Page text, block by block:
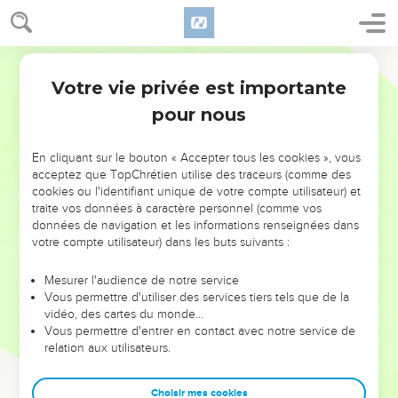
NE MANQUEZ PAS L’ÉVÉNEMENT
DE L’ANNÉE !
ET SI LEURS ERREURS POUVAIENT VOUS ÉVITER LES
VOTRES ?
leur foi ou leur vision. Mais on voit moins les doutes, les erreurs
et les saisons difficiles qu'ils ont traversés, alors même que ce
sont elles qui les ont façonnés.
Dans cette conférence, leaders, entrepreneurs, et responsables
clés pour avancer avec plus de sagesse afin que leurs erreurs
Votre vie privée est importante
pour nous
En cliquant sur le bouton « Accepter tous les cookies », vous
acceptez que TopChrétien utilise des traceurs (comme des
cookies ou l'identifiant unique de votre compte utilisateur) et
traite vos données à caractère personnel (comme vos
données de navigation et les informations renseignées dans
votre compte utilisateur) dans les buts suivants :
Mesurer l'audience de notre service
Vous permettre d'utiliser des services tiers tels que de la
vidéo, des cartes du monde…
Vous permettre d'entrer en contact avec notre service de
relation aux utilisateurs.
Choisir mes cookies